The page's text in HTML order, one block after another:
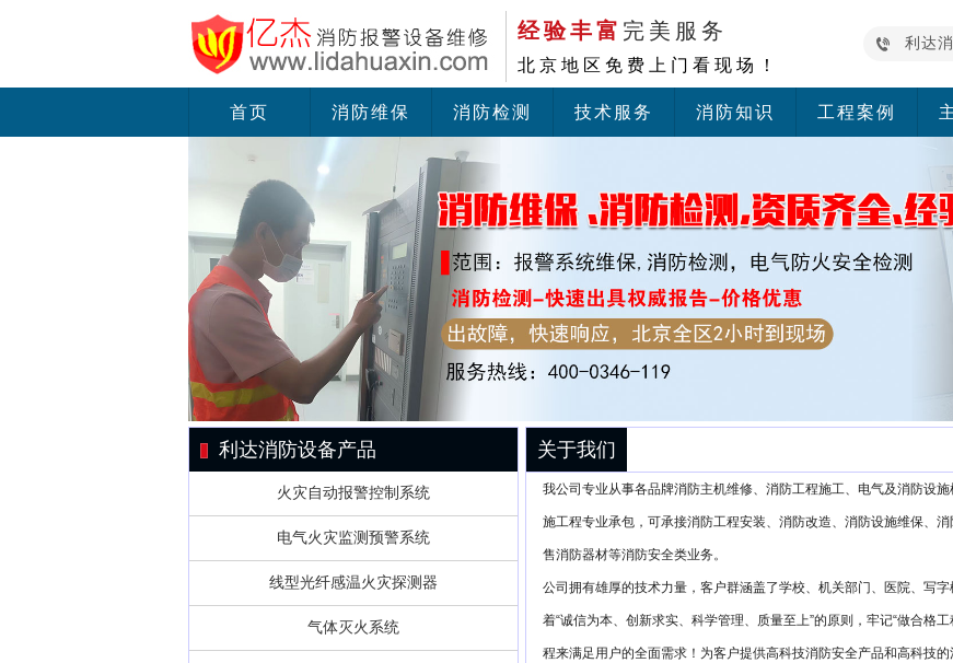
经验丰富 完美服务
北京地区免费上门看现场！
利达
首页 消防维保 消防检测 技术服务 消防知识 工程案例
利达消防设备产品
火灾自动报警控制系统
电气火灾监测预警系统
线型光纤感温火灾探测器
气体灭火系统
关于我们
我公司专业从事各品牌消防主机维修、消防工程施工、电气及消防设
施工程专业承包，可承接消防工程安装、消防改造、消防设施维保、
售消防器材等消防安全类业务。
公司拥有雄厚的技术力量，客户群涵盖了学校、机关部门、医院、写
着“诚信为本、创新求实、科学管理、质量至上”的原则，牢记“做合格
程来满足用户的全面需求！为客户提供高科技消防安全产品和高科技的